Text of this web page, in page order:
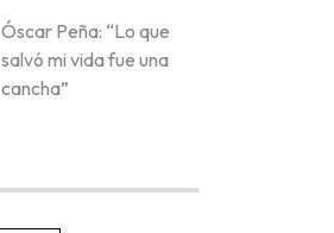
Óscar Peña: “Lo que
salvó mi vida fue una
cancha”